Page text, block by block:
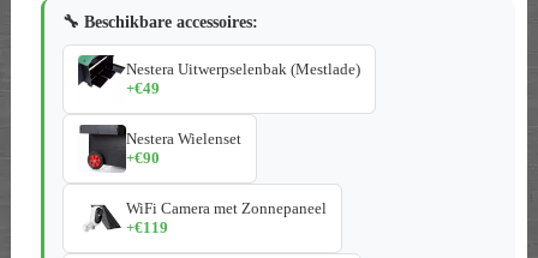
🔧 Beschikbare accessoires:
Nestera Uitwerpselenbak (Mestlade)
+€49
Nestera Wielenset
+€90
WiFi Camera met Zonnepaneel
+€119